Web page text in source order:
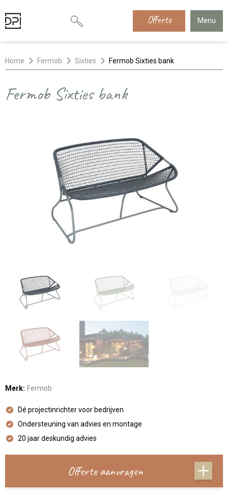
Offerte Menu
Home Fermob Sixties Fermob Sixties bank
Fermob Sixties bank
Merk: Fermob
Dé projectinrichter voor bedrijven
Ondersteuning van advies en montage
20 jaar deskundig advies
Offerte aanvragen